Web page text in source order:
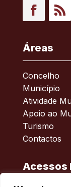
Áreas
Concelho
Município
Atividade
Apoio ao
Turismo
Contactos
Acessos